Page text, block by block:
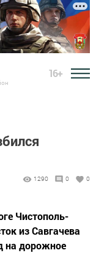
16+
1290 0 0
Чистополь-
из Савгачева
на дорожное